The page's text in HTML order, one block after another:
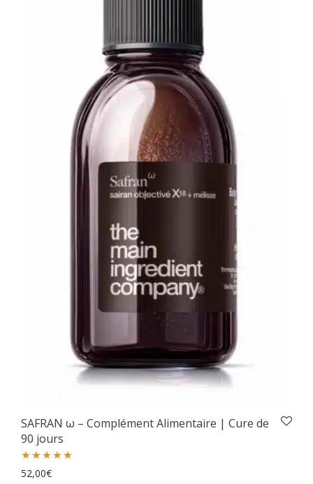
SAFRAN ω – Complément Alimentaire | Cure de
90 jours
Note5.00
52,00€